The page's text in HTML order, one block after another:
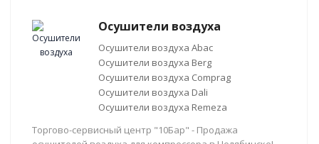
Осушители воздуха
Осушители воздуха Abac
Осушители воздуха Berg
Осушители воздуха Comprag
Осушители воздуха Dali
Осушители воздуха Remeza
Торгово-сервисный центр "10Бар" - Продажа